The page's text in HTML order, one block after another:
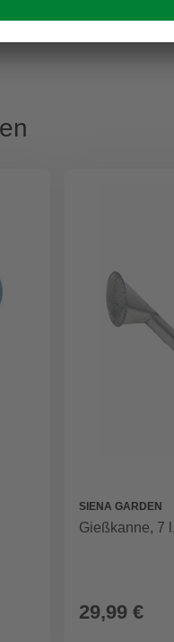
SIENA GARDEN
Gießkanne, 7
29,99 €